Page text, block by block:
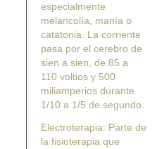
especialmente
melancolía, manía o
catatonia. La corriente
pasa por el cerebro de
sien a sien, de 85 a
110 voltios y 500
miliamperios durante
1/10 a 1/5 de segundo.
Electroterapia: Parte de
la fisioterapia que